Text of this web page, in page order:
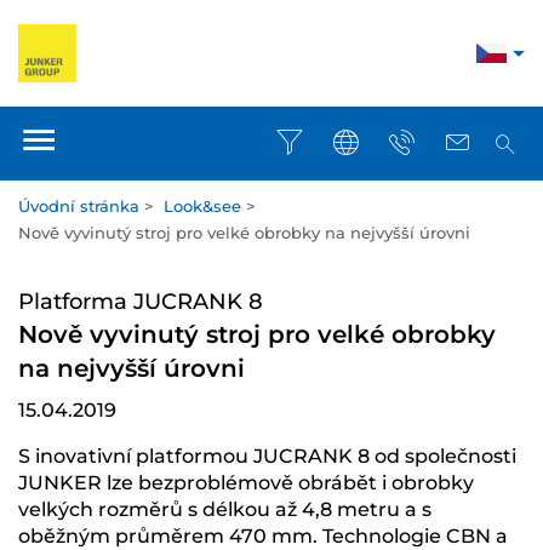
Úvodní stránka > Look&see >
Nově vyvinutý stroj pro velké obrobky na nejvyšší úrovni
Platforma JUCRANK 8
Nově vyvinutý stroj pro velké obrobky
na nejvyšší úrovni
15.04.2019
S inovativní platformou JUCRANK 8 od společnosti
JUNKER lze bezproblémově obrábět i obrobky
velkých rozměrů s délkou až 4,8 metru a s
oběžným průměrem 470 mm. Technologie CBN a